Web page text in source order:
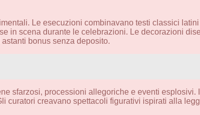
Le esecuzioni combinavano testi classici
in scena durante le celebrazioni. Le decorazioni
bonus senza deposito.
sfarzosi, processioni allegoriche e eventi esplosivi.
curatori creavano spettacoli figurativi ispirati alla